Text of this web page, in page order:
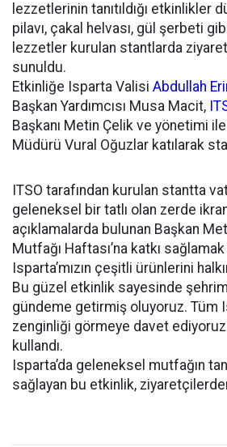
lezzetlerinin tanıtıldığı etkinlikler
pilavı, çakal helvası, gül şerbeti
lezzetler kurulan stantlarda
sunuldu.
Etkinliğe Isparta Valisi Abdullah
Başkan Yardımcısı Musa Macit,
Başkanı Metin Çelik ve yönetimi
Müdürü Vural Oğuzlar katılarak
ITSO tarafından kurulan stantta
geleneksel bir tatlı olan zerde
açıklamalarda bulunan Başkan
Mutfağı Haftası’na katkı
Isparta’mızın çeşitli ürünlerini
Bu güzel etkinlik sayesinde
gündeme getirmiş oluyoruz. Tüm
zenginliği görmeye davet
kullandı.
Isparta’da geleneksel mutfağın
sağlayan bu etkinlik,